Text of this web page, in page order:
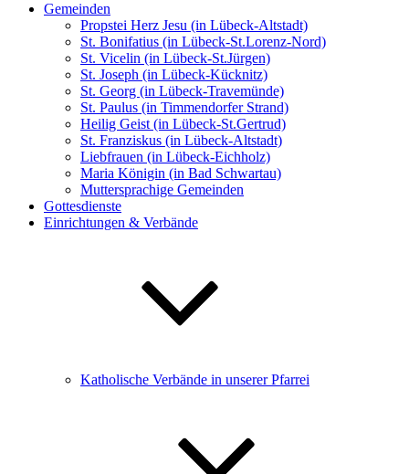
Gemeinden
Propstei Herz Jesu (in Lübeck-Altstadt)
St. Bonifatius (in Lübeck-St.Lorenz-Nord)
St. Vicelin (in Lübeck-St.Jürgen)
St. Joseph (in Lübeck-Kücknitz)
St. Georg (in Lübeck-Travemünde)
St. Paulus (in Timmendorfer Strand)
Heilig Geist (in Lübeck-St.Gertrud)
St. Franziskus (in Lübeck-Altstadt)
Liebfrauen (in Lübeck-Eichholz)
Maria Königin (in Bad Schwartau)
Muttersprachige Gemeinden
Gottesdienste
Einrichtungen & Verbände
Katholische Verbände in unserer Pfarrei